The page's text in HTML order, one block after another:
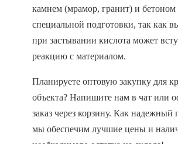
камнем (мрамор, гранит) и бетоном
специальной подготовки, так как
при застывании кислота может
реакцию с материалом.
Планируете оптовую закупку для
объекта? Напишите нам в чат или
заказ через корзину. Как надежный
мы обеспечим лучшие цены и